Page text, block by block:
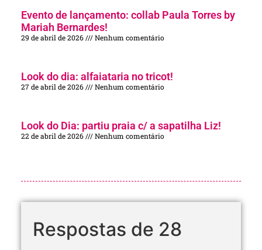
Evento de lançamento: collab Paula Torres by
Mariah Bernardes!
29 de abril de 2026 Nenhum comentário
Look do dia: alfaiataria no tricot!
27 de abril de 2026 Nenhum comentário
Look do Dia: partiu praia c/ a sapatilha Liz!
22 de abril de 2026 Nenhum comentário
Respostas de 28